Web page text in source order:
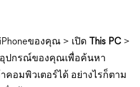
ของคุณ > เปิด This PC >
ปกรณ์ของคุณเพื่อค้นหา
อมพิวเตอร์ได้ อย่างไรก็ตาม